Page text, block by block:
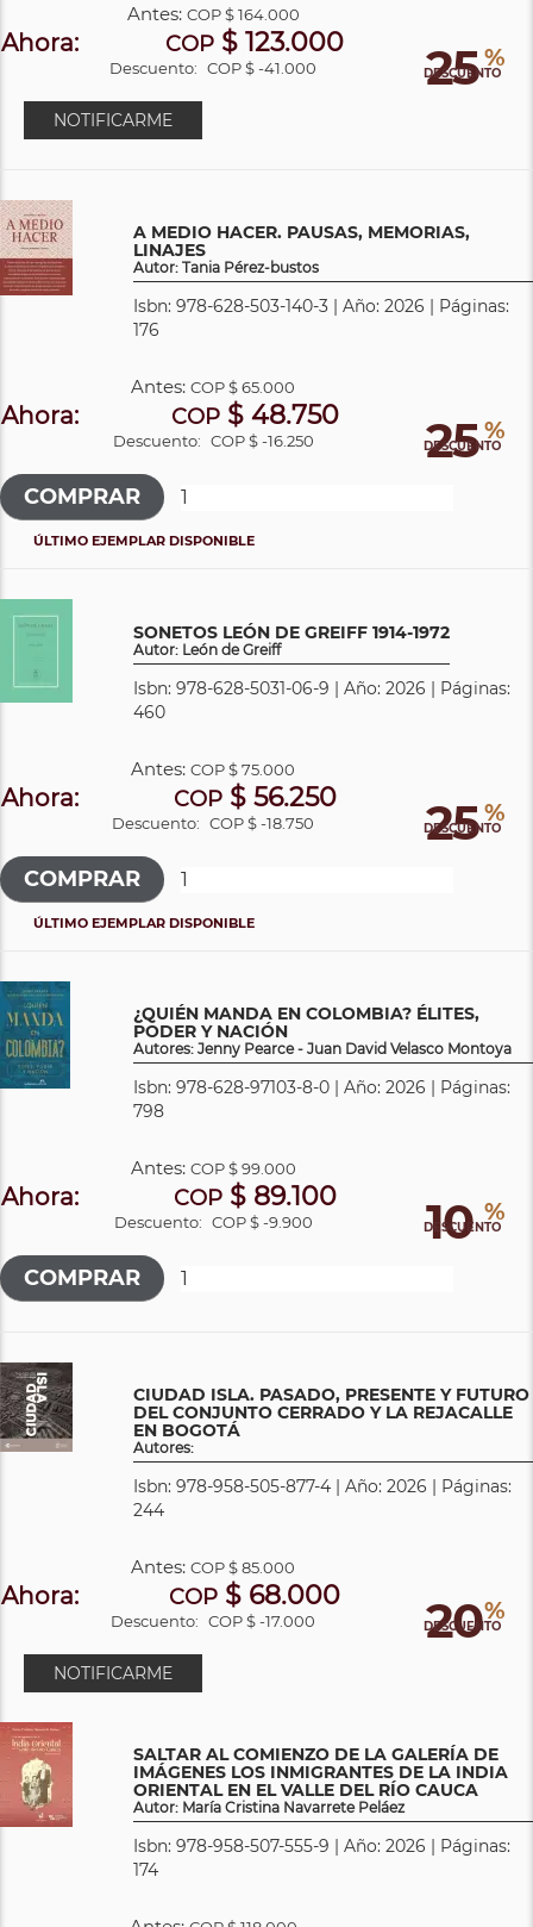
25 %
DESCUENTO
Antes: COP$ 164.000
Ahora: COP $ 123.000
Descuento: COP $ -41.000
NOTIFICARME
A MEDIO HACER. PAUSAS, MEMORIAS,
LINAJES
Autor: Tania Pérez-bustos
Isbn: 978-628-503-140-3 | Año: 2026 | Páginas:
176
25 %
DESCUENTO
Antes:COP$ 65.000
Ahora: COP$ 48.750
Descuento: COP $ -16.250
ÚLTIMO EJEMPLAR DISPONIBLE
SONETOS LEÓN DE GREIFF 1914-1972
Autor: León de Greiff
Isbn: 978-628-5031-06-9 | Año: 2026 | Páginas:
460
25 %
DESCUENTO
Antes:COP$ 75.000
Ahora: COP$ 56.250
Descuento: COP $ -18.750
ÚLTIMO EJEMPLAR DISPONIBLE
¿QUIÉN MANDA EN COLOMBIA? ÉLITES,
PODER Y NACIÓN
Autores: Jenny Pearce - Juan David Velasco Montoya
Isbn: 978-628-97103-8-0 | Año: 2026 | Páginas:
798
10 %
DESCUENTO
Antes: COP$ 99.000
Ahora: COP$ 89.100
Descuento: COP $ -9.900
CIUDAD ISLA. PASADO, PRESENTE Y FUTURO
DEL CONJUNTO CERRADO Y LA REJACALLE
EN BOGOTÁ
Autores:
Isbn: 978-958-505-877-4 | Año: 2026 | Páginas:
244
20%
DESCUENTO
Antes:COP$ 85.000
Ahora: COP $ 68.000
Descuento: COP $ -17.000
NOTIFICARME
SALTAR AL COMIENZO DE LA GALERÍA DE
IMÁGENES LOS INMIGRANTES DE LA INDIA
ORIENTAL EN EL VALLE DEL RÍO CAUCA
Autor: María Cristina Navarrete Peláez
Isbn: 978-958-507-555-9 | Año: 2026 | Páginas:
174